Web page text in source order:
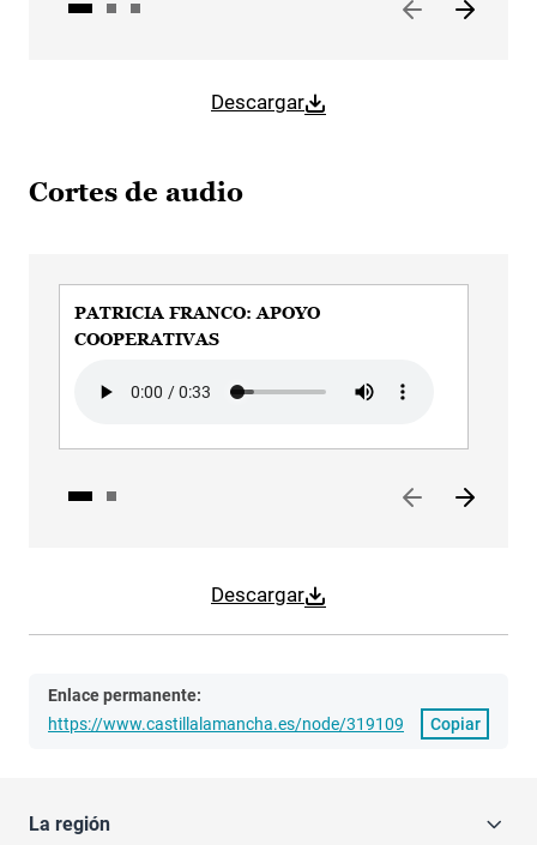
Descargar
Cortes de audio
Descargar
PATRICIA FRANCO: APOYO
COOPERATIVAS
Enlace permanente:
https://www.castillalamancha.es/node/319109
Copiar
La región